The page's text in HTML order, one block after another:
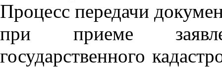
Процесс передачи
при приеме
государственного